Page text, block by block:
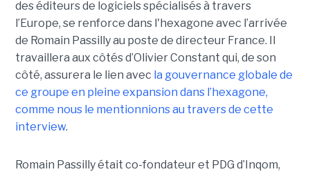
des éditeurs de logiciels spécialisés à travers
l’Europe, se renforce dans l'hexagone avec l’arrivée
de Romain Passilly au poste de directeur France. Il
travaillera aux côtés d’Olivier Constant qui, de son
côté, assurera le lien avec la gouvernance globale de
ce groupe en pleine expansion dans l’hexagone,
comme nous le mentionnions au travers de cette
interview.
Romain Passilly était co-fondateur et PDG d’Inqom,